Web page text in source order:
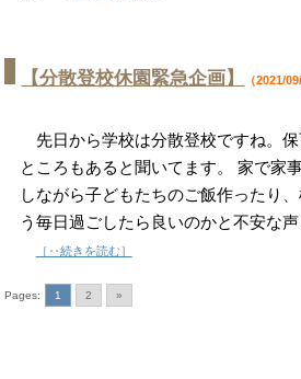
【分散登校休園緊急企画】 （2021/
先日から学校は分散登校ですね。
ところもあると聞いてます。 家で家
しながら子どもたちのご飯作ったり
う毎日過ごしたら良いのかと不安な声
［‥続きを読む］
Pages: 1 2 »